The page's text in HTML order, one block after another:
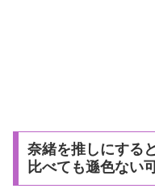
奈緒を推しにする
比べても遜色ない